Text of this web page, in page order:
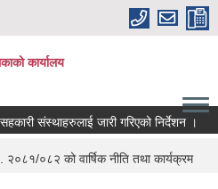
कार्यालय
संस्थाहरुलाई जारी गरिएको निर्देशन ।
२०८१/०८२ को वार्षिक नीति तथा कार्यक्रम